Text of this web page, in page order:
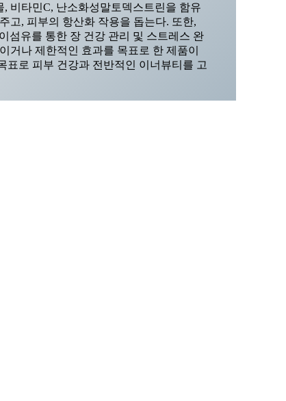
비타민C, 난소화성말토덱스트린을 함유
고, 피부의 항산화 작용을 돕는다. 또한,
섬유를 통한 장 건강 관리 및 스트레스 완
거나 제한적인 효과를 목표로 한 제품이
표로 피부 건강과 전반적인 이너뷰티를 고